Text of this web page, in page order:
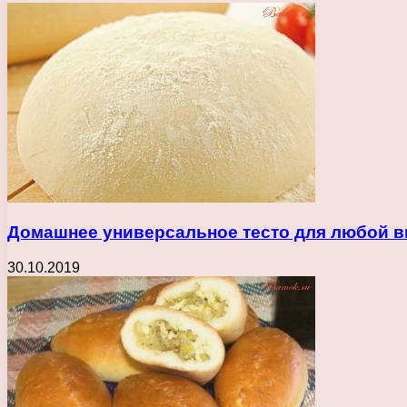
Домашнее универсальное тесто для любой
30.10.2019